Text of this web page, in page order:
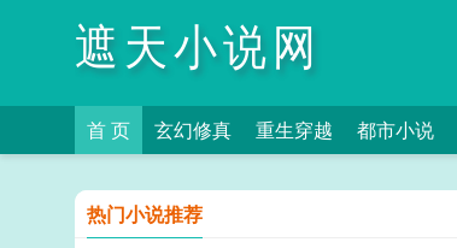
遮天小说网
首 页 玄幻修真 重生穿越 都市小说
热门小说推荐